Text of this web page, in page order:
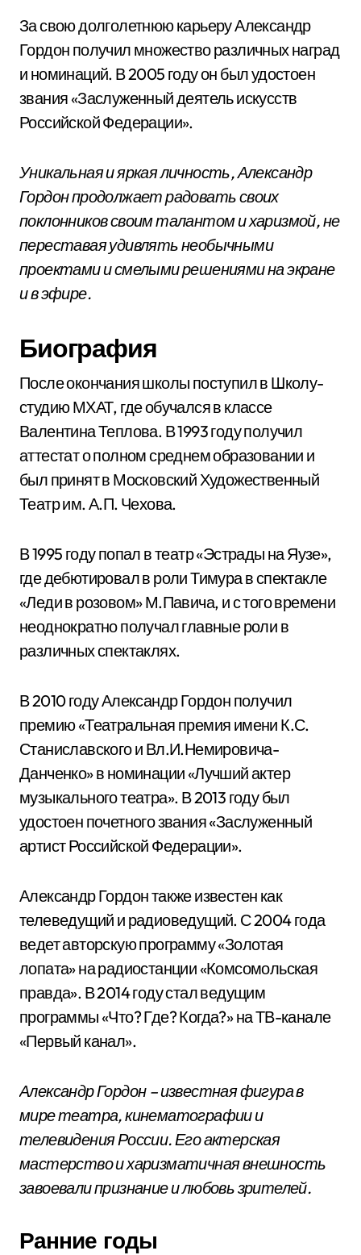
За свою долголетнюю карьеру Александр
Гордон получил множество различных наград
и номинаций. В 2005 году он был удостоен
звания «Заслуженный деятель искусств
Российской Федерации».
Уникальная и яркая личность, Александр
Гордон продолжает радовать своих
поклонников своим талантом и харизмой, не
переставая удивлять необычными
проектами и смелыми решениями на экране
и в эфире.
Биография
После окончания школы поступил в Школу-
студию МХАТ, где обучался в классе
Валентина Теплова. В 1993 году получил
аттестат о полном среднем образовании и
был принят в Московский Художественный
Театр им. А.П. Чехова.
В 1995 году попал в театр «Эстрады на Яузе»,
где дебютировал в роли Тимура в спектакле
«Леди в розовом» М.Павича, и с того времени
неоднократно получал главные роли в
различных спектаклях.
В 2010 году Александр Гордон получил
премию «Театральная премия имени К.С.
Станиславского и Вл.И.Немировича-
Данченко» в номинации «Лучший актер
музыкального театра». В 2013 году был
удостоен почетного звания «Заслуженный
артист Российской Федерации».
Александр Гордон также известен как
телеведущий и радиоведущий. С 2004 года
ведет авторскую программу «Золотая
лопата» на радиостанции «Комсомольская
правда». В 2014 году стал ведущим
программы «Что? Где? Когда?» на ТВ-канале
«Первый канал».
Александр Гордон – известная фигура в
мире театра, кинематографии и
телевидения России. Его актерская
мастерство и харизматичная внешность
завоевали признание и любовь зрителей.
Ранние годы